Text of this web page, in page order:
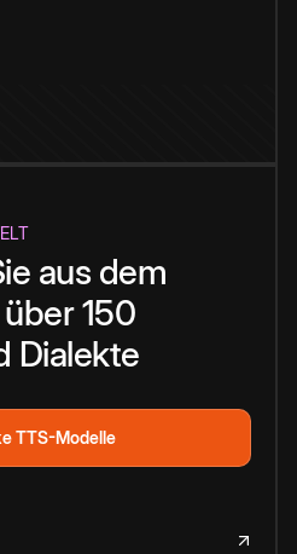
aus dem
150
Dialekte
TTS-Modelle